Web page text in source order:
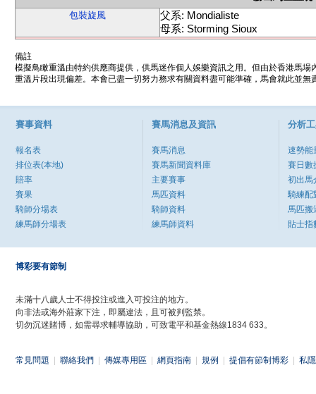
包裝旋風
父系: Mondialiste
母系: Storming Sioux
備註
模擬鳥瞰重溫由特約供應商提供，供馬迷作個人娛樂資訊之用。但由於香港馬
重溫片段出現偏差。本會已盡一切努力務求有關資料盡可能準確，馬會就此並
賽事資料
報名表
排位表(本地)
賠率
賽果
騎師分場表
練馬師分場表
賽馬消息及資訊
賽馬消息
賽馬新聞資料庫
主要賽事
馬匹資料
騎師資料
練馬師資料
分析
速勢能
賽日數
初出馬
騎練配
馬匹搬
貼士指
博彩要有節制
未滿十八歲人士不得投注或進入可投注的地方。
向非法或海外莊家下注，即屬違法，且可被判監禁。
切勿沉迷賭博，如需尋求輔導協助，可致電平和基金熱線1834 633。
常見問題 聯絡我們 傳媒專用區 網頁指南 規例 提倡有節制博彩 私